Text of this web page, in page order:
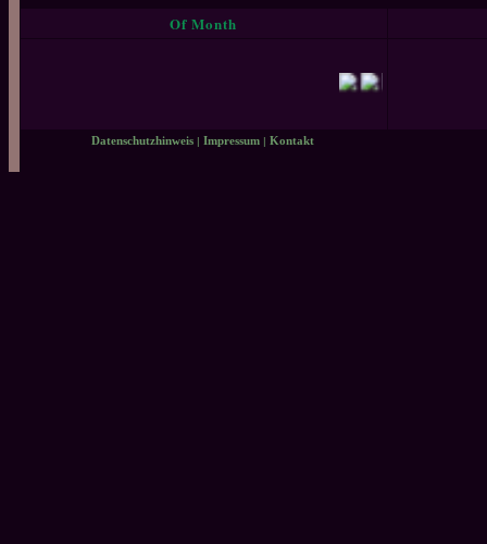
Of Month
Datenschutzhinweis |Impressum |Kontakt